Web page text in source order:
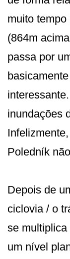
muito
(864m
passa por
inundações
Poledník
Depois de
ciclovia / o
se multiplica
um nível